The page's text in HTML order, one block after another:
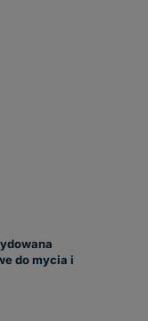
do mycia i